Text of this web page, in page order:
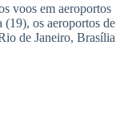
voos em aeroportos
os aeroportos de
de Janeiro, Brasília